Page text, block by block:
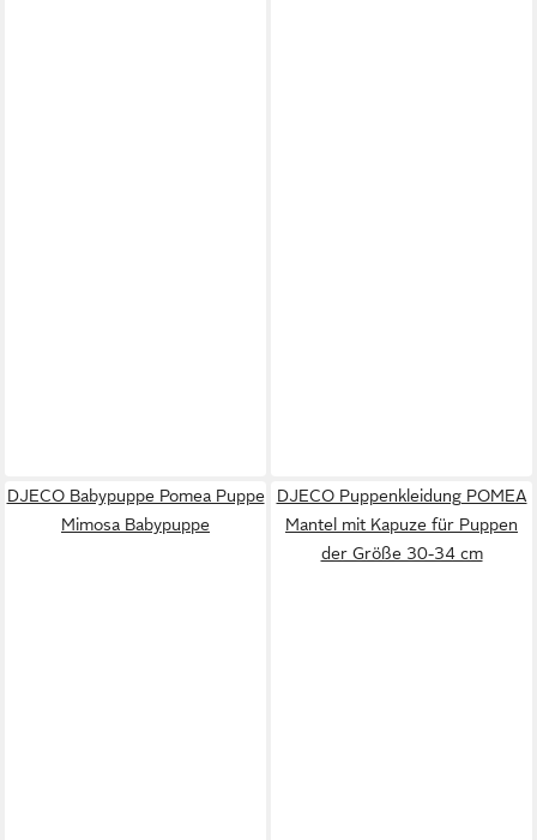
DJECO Babypuppe Pomea Puppe
Mimosa Babypuppe
DJECO Puppenkleidung POMEA
Mantel mit Kapuze für Puppen
der Größe 30-34 cm